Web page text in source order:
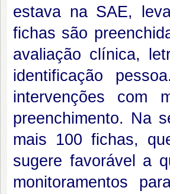
estava na SAE,
fichas são
avaliação clínica,
identificação
intervenções com
preenchimento. Na
mais 100 fichas,
sugere favorável a
monitoramentos